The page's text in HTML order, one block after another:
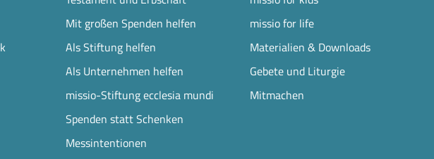
Mit großen Spenden helfen
Als Stiftung helfen
Als Unternehmen helfen
missio-Stiftung ecclesia mundi
Spenden statt Schenken
Messintentionen
missio for life
Materialien & Downloads
Gebete und Liturgie
Mitmachen